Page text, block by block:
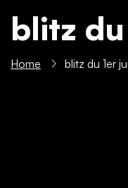
blitz
Home blitz du 1er